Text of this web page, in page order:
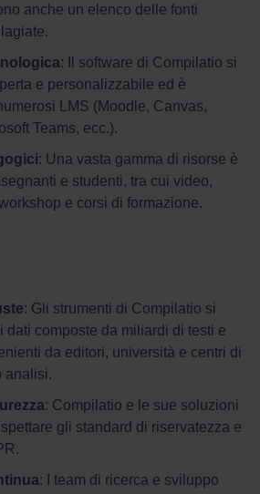
anche un elenco delle fonti
: Il software di Compilatio si
e personalizzabile ed è
LMS (Moodle, Canvas,
Teams, ecc.).
: Una vasta gamma di risorse è
e studenti, tra cui video,
e corsi di formazione.
: Gli strumenti di Compilatio si
dati composte da miliardi di testi e
da editori, università e centri di
analisi.
: Compilatio e le sue soluzioni
gli standard di riservatezza e
: I team di ricerca e sviluppo